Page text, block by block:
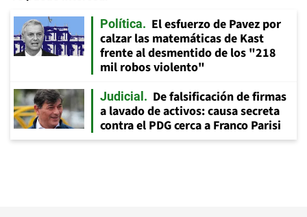
Política
El esfuerzo de Pavez por
calzar las matemáticas de Kast
frente al desmentido de los "218
mil robos violento"
Judicial
De falsificación de firmas
a lavado de activos: causa secreta
contra el PDG cerca a Franco Parisi